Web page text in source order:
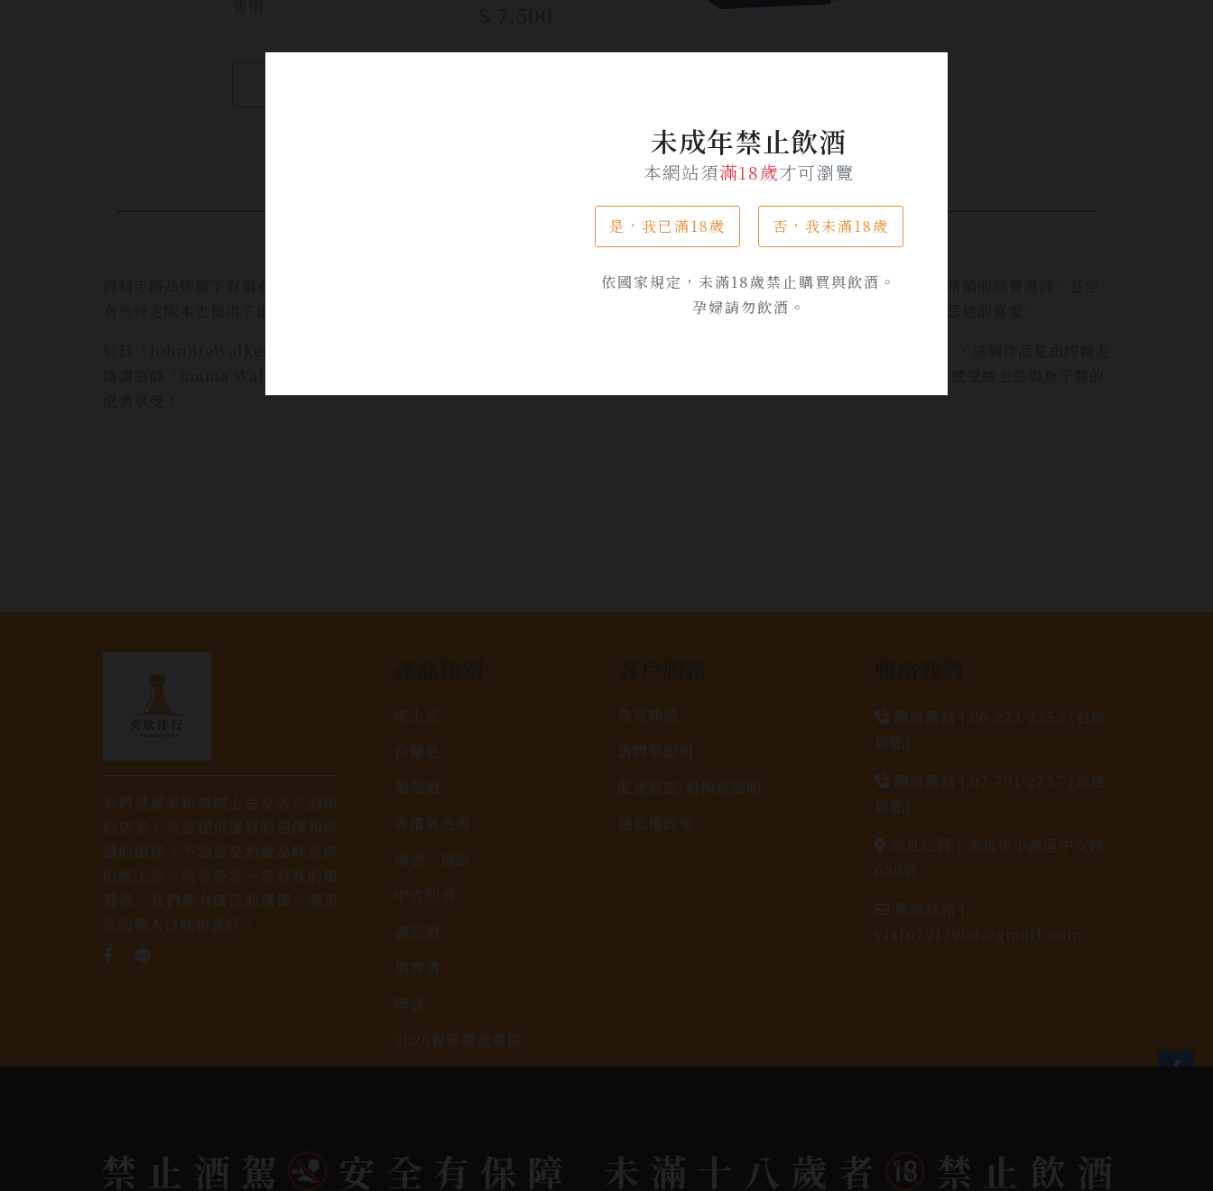
未成年禁止飲酒
本網站須滿18歲才可瀏覽
是，我已滿18歲 否，我未滿18歲
依國家規定，未滿18歲禁止購買與飲酒。
孕婦請勿飲酒。
產品介紹
約翰走路品牌旗下有個系列可說是最具威士忌愛好者與老饕們備受關注的作品「藍牌」，在這個系列中酒廠團隊採用了來自蘇格蘭的珍貴酒液，甚至
有些特定版本也使用了幽靈酒廠的珍稀威士忌來進行調配，這是一個充滿神秘感且珍貴的威士忌系列作品，因此深深受到威士忌迷的喜愛。
我們是專業銷售威士忌及各式酒類
的店家，為您提供優質的選擇和卓
越的服務。不論您是熱愛品味經典
的威士忌，或者尋求一款特殊的葡
萄酒，我們都有廣泛的選擇，滿足
您的個人口味和喜好。
威士忌
白蘭地
葡萄酒
香檳氣泡酒
清酒、燒酎
中式烈酒
調烈酒
果實酒
啤酒
2026春節禮盒專區
常見問題
詢問單說明
配送資訊/退換貨說明
隱私權政策
聯絡電話 | 06-223-2253 (台南
據點)
聯絡電話 | 07-791-2757 (高雄
據點)
地址位置 | 高雄市小港區中安路
650號
電郵信箱 |
yixin7917909@gmail.com
Copyright 奕欣洋行-酒類專賣｜Wine & Spirit © 2026.All rights reserved.Designed By Bondlink
禁止酒駕 安全有保障 未滿十八歲者 禁止飲酒